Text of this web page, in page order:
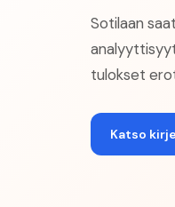
Sotilaan
tulokset
Katso